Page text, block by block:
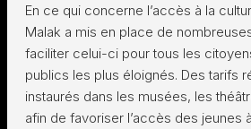
En ce qui concerne l’accès à la
Malak a mis en place de
faciliter celui-ci pour tous les
publics les plus éloignés. Des tarifs
instaurés dans les musées, les
afin de favoriser l’accès des jeunes